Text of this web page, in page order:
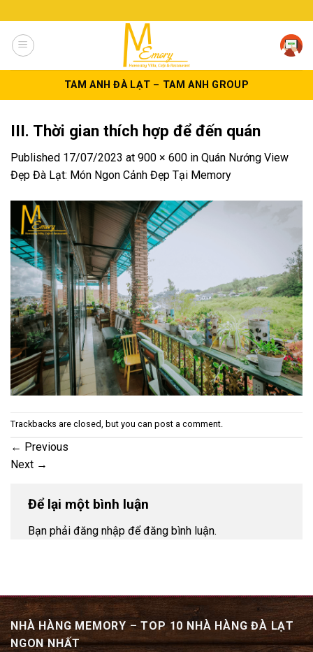
to
content
TAM ANH ĐÀ LẠT – TAM ANH GROUP
III. Thời gian thích hợp để đến quán
Published 17/07/2023 at 900 × 600 in Quán Nướng View
Đẹp Đà Lạt: Món Ngon Cảnh Đẹp Tại Memory
Trackbacks are closed, but you can post a comment.
← Previous
Next →
Để lại một bình luận
Bạn phải đăng nhập để đăng bình luận.
NHÀ HÀNG MEMORY – TOP 10 NHÀ HÀNG ĐÀ LẠT
NGON NHẤT